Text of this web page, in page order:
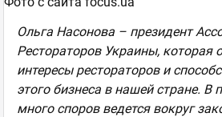
Ольга Насонова – президент
Рестораторов Украины, которая
интересы рестораторов и
этого бизнеса в нашей стране. В
много споров ведется вокруг